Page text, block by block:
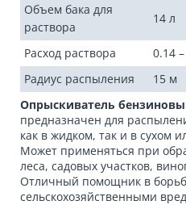
Объем бака для
раствора
14 л
Расход раствора
0.14
Радиус распыления
15 м
Опрыскиватель
предназначен для
как в жидком, так и в сухом
Может применяться при
леса, садовых участков,
Отличный помощник в
сельскохозяйственными